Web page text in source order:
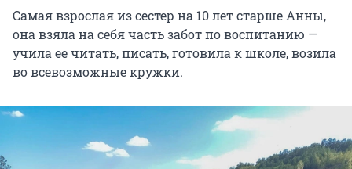
Самая взрослая из сестер на 10 лет старше Анны,
она взяла на себя часть забот по воспитанию —
учила ее читать, писать, готовила к школе, возила
во всевозможные кружки.